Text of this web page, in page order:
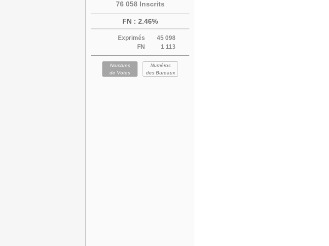
76 058 Inscrits
FN : 2.46%
Exprimés
45 098
FN
1 113
Nombres
de Votes
Numéros
des Bureaux